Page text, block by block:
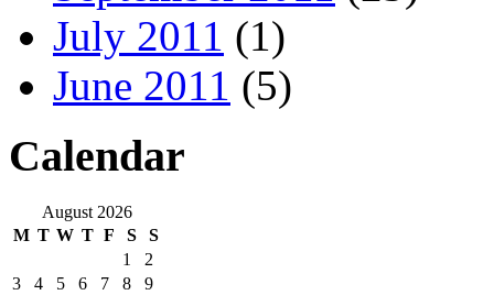
July 2011 (1)
June 2011 (5)
Calendar
August 2026
M T W T F S
S
1
2
3
4 5 6 7 8
9